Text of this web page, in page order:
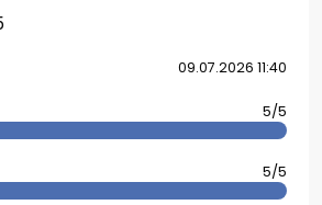
09.07.2026 11:40
5/5
5/5